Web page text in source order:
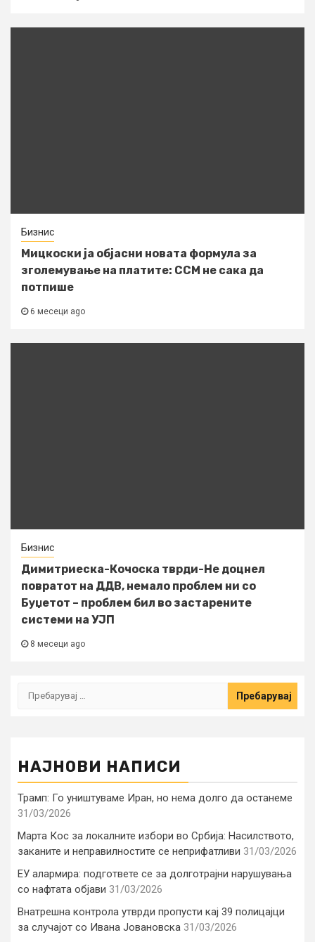
Бизнис
Мицкоски ја објасни новата формула за
зголемување на платите: ССМ не сака да
потпише
6 месеци ago
Бизнис
Димитриеска-Кочоска тврди-Не доцнел
повратот на ДДВ, немало проблем ни со
Буџетот – проблем бил во застарените
системи на УЈП
8 месеци ago
Пребарувај
НАЈНОВИ НАПИСИ
Трамп: Го уништуваме Иран, но нема долго да останеме
31/03/2026
Марта Кос за локалните избори во Србија: Насилството,
заканите и неправилностите се неприфатливи 31/03/2026
ЕУ алармира: подгответе се за долготрајни нарушувања
со нафтата објави 31/03/2026
Внатрешна контрола утврди пропусти кај 39 полицајци
за случајот со Ивана Јовановска 31/03/2026